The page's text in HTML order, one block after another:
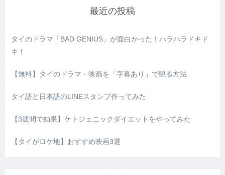
最近の投稿
タイのドラマ「BAD GENIUS」が面白かった！ハラハラドキド
キ！
【無料】タイのドラマ・映画を「字幕あり」で観る方法
タイ語と日本語のLINEスタンプ作ってみた
【3週間で効果】ケトジェニックダイエットをやってみた
【タイがロケ地】おすすめ映画3選